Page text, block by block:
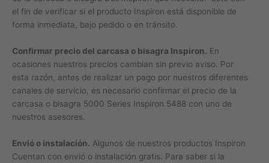
el fin de verificar si el producto Inspiron está disponible de
forma inmediata, bajo pedido o en tránsito.
Confirmar precio del carcasa o bisagra Inspiron. En
ocasiones nuestros precios cambian sin previo aviso. Por
esta razón, antes de realizar un pago por nuestros diferentes
canales de servicio, es necesario confirmar el precio de la
carcasa o bisagra 5000 Series Inspiron 5488 con uno de
nuestros asesores.
Envió o instalación. Algunos de nuestros productos Inspiron
Cuentan con envió o instalación gratis. Para saber si la